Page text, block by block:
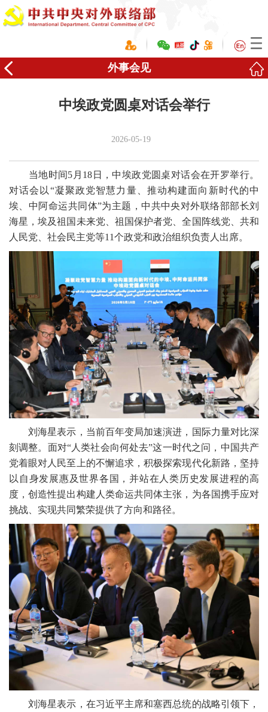
外事会见
中埃政党圆桌对话会举行
2026-05-19
当地时间5月18日，中埃政党圆桌对话会在开罗举行。
对话会以“凝聚政党智慧力量、推动构建面向新时代的中
埃、中阿命运共同体”为主题，中共中央对外联络部部长刘
海星，埃及祖国未来党、祖国保护者党、全国阵线党、共和
人民党、社会民主党等11个政党和政治组织负责人出席。
刘海星表示，当前百年变局加速演进，国际力量对比深
刻调整。面对“人类社会向何处去”这一时代之问，中国共产
党着眼对人民至上的不懈追求，积极探索现代化新路，坚持
以自身发展惠及世界各国，并站在人类历史发展进程的高
度，创造性提出构建人类命运共同体主张，为各国携手应对
挑战、实现共同繁荣提供了方向和路径。
刘海星表示，在习近平主席和塞西总统的战略引领下，